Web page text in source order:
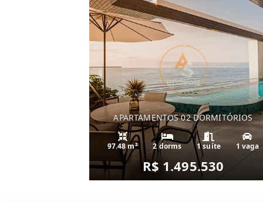
APARTAMENTOS 02 DORMITÓRIOS
97.48 m² 2 dorms 1 suíte 1 vaga
R$ 1.495.530